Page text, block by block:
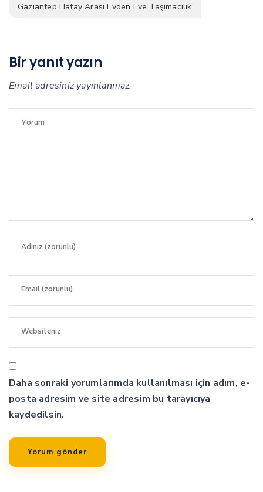
Gaziantep Hatay Arası Evden Eve Taşımacılık
Bir yanıt yazın
Email adresiniz yayınlanmaz.
Daha sonraki yorumlarımda kullanılması için adım, e-
posta adresim ve site adresim bu tarayıcıya
kaydedilsin.